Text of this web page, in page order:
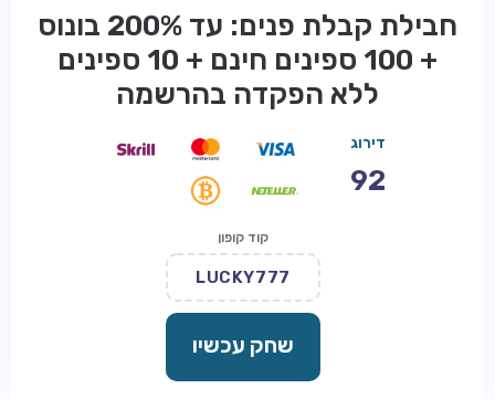
חבילת קבלת פנים: עד 200% בונוס
+ 100 ספינים חינם + 10 ספינים
ללא הפקדה בהרשמה
דירוג
92
קוד קופון
LUCKY777
שחק עכשיו